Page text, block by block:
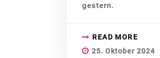
gestern.
READ MORE
25. Oktober 2024